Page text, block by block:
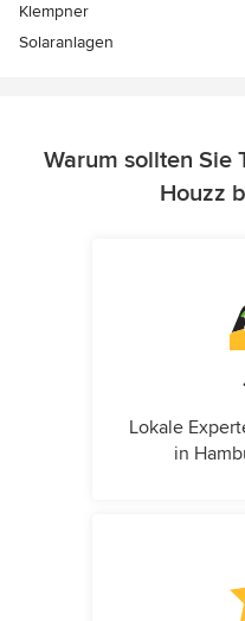
Klempner
Solaranlagen
Warum sollten Sie
Houzz
Lokale
in